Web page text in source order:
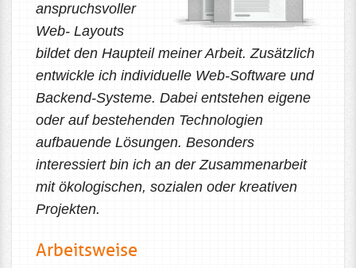
anspruchsvoller
Web- Layouts
bildet den Haupteil meiner Arbeit. Zusätzlich
entwickle ich individuelle Web-Software und
Backend-Systeme. Dabei entstehen eigene
oder auf bestehenden Technologien
aufbauende Lösungen. Besonders
interessiert bin ich an der Zusammenarbeit
mit ökologischen, sozialen oder kreativen
Projekten.
Arbeitsweise